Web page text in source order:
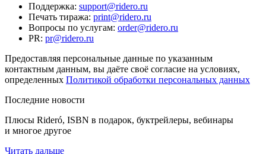
Поддержка: support@ridero.ru
Печать тиража: print@ridero.ru
Вопросы по услугам: order@ridero.ru
PR: pr@ridero.ru
Предоставляя персональные данные по указанным
контактным данным, вы даёте своё согласие на условиях,
определенных Политикой обработки персональных данных
Последние новости
Плюсы Rideró, ISBN в подарок, буктрейлеры, вебинары
и многое другое
Читать дальше